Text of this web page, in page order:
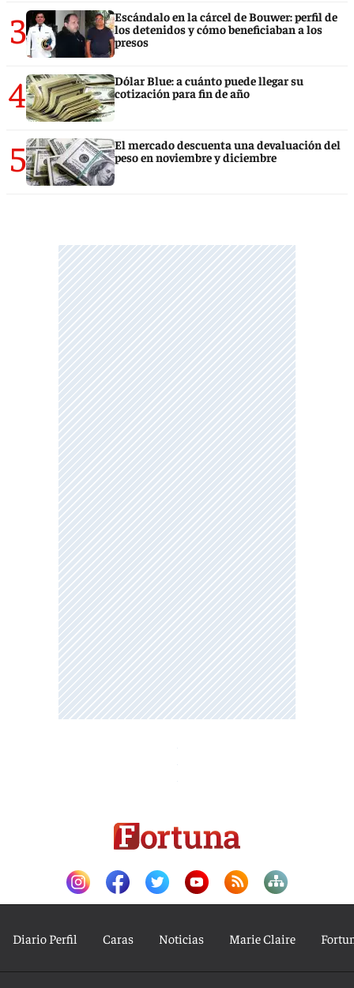
3
Escándalo en la cárcel de Bouwer: perfil de
los detenidos y cómo beneficiaban a los
presos
4
Dólar Blue: a cuánto puede llegar su
cotización para fin de año
5
El mercado descuenta una devaluación del
peso en noviembre y diciembre
Diario Perfil Caras Noticias Marie Claire